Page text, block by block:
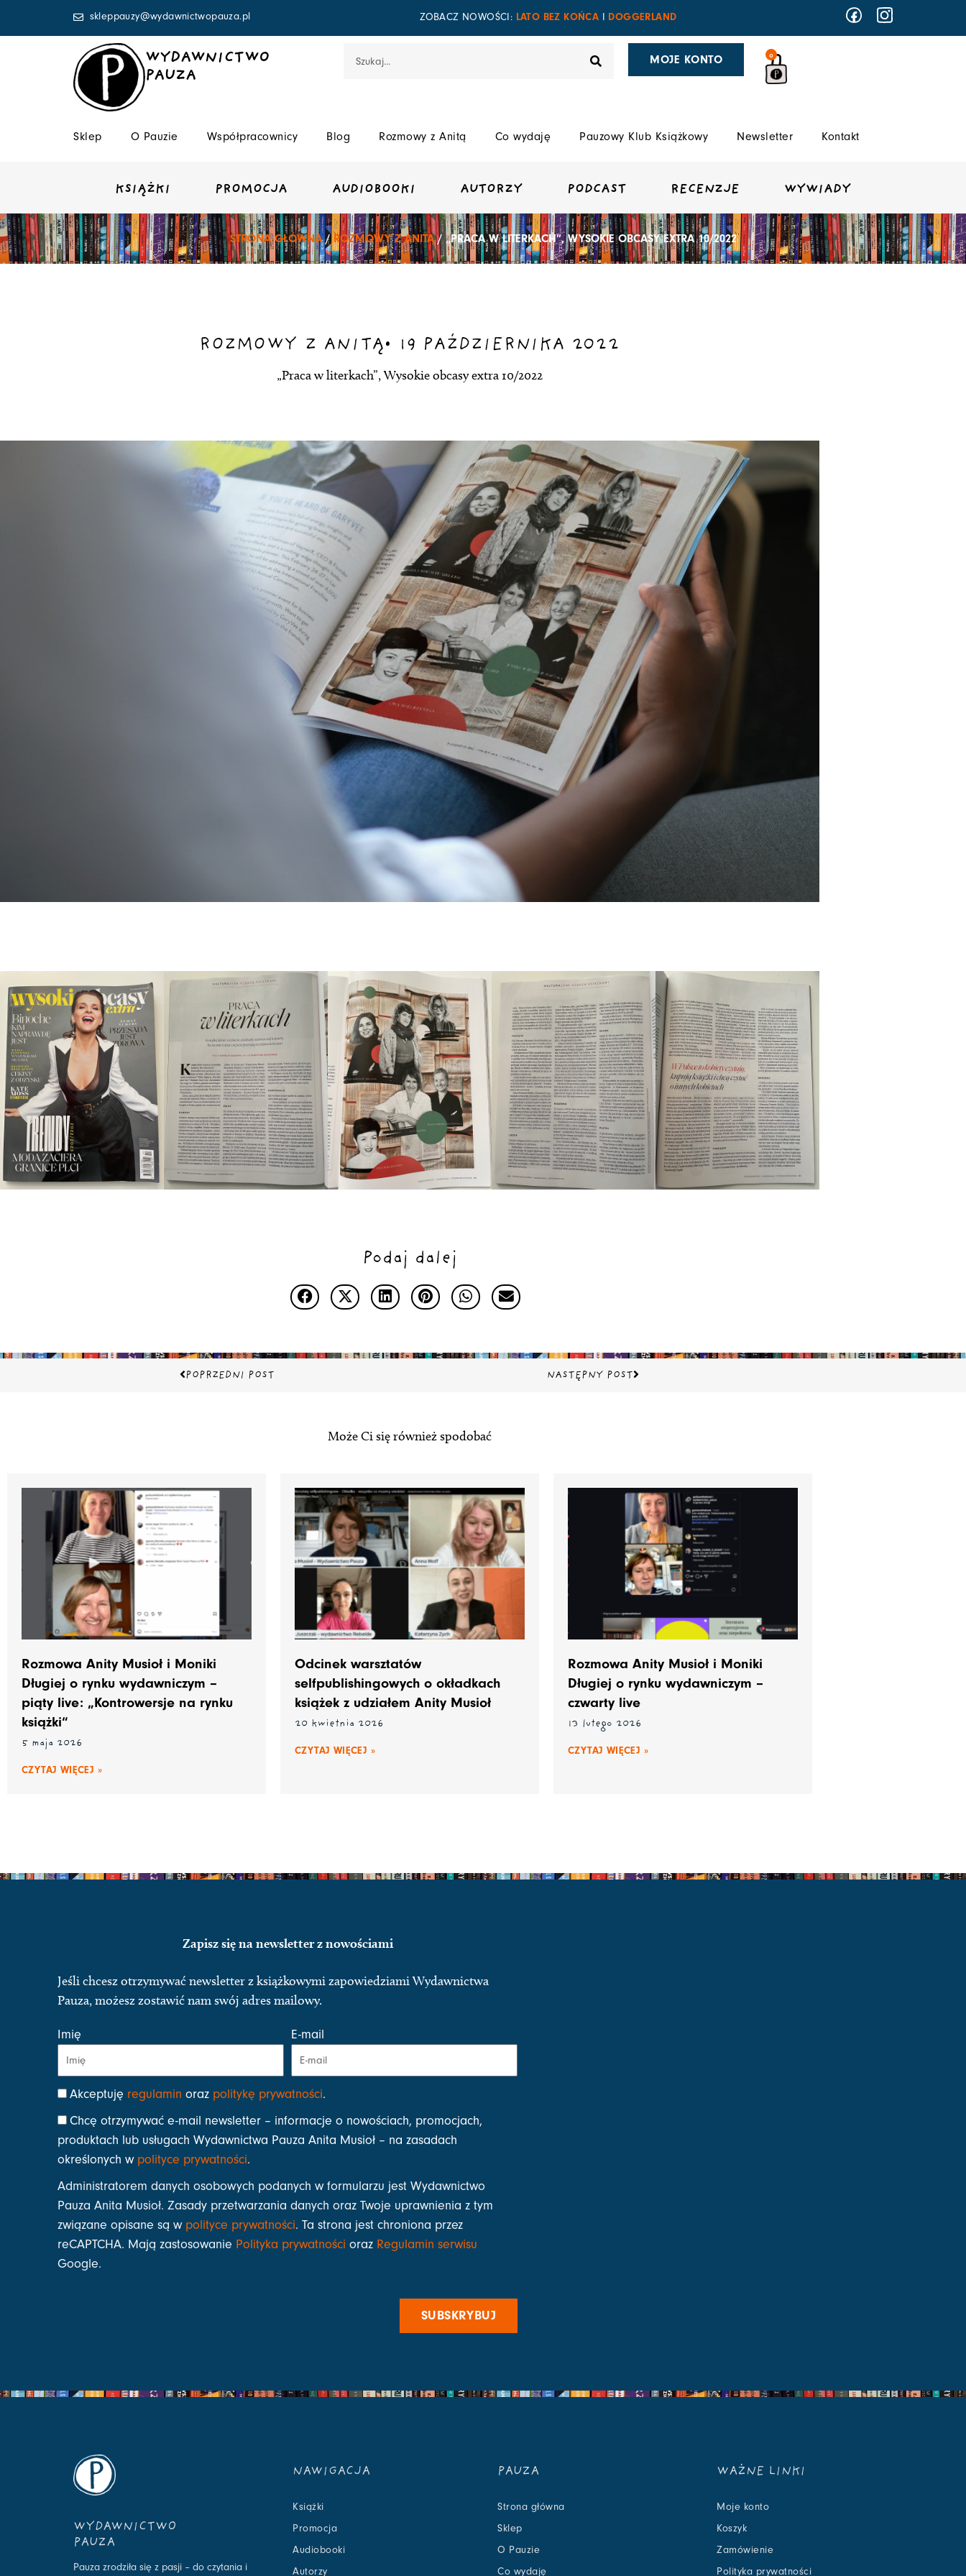
skleppauzy@wydawnictwopauza.pl ZOBACZ NOWOŚCI: LATO BEZ KOŃCA DOGGERLAND
WYDAWNICTWO
PAUZA
MOJE KONTO 0
Sklep O Pauzie Współpracownicy Blog Rozmowy z Anitą Co wydaję Pauzowy Klub Książkowy Newsletter Kontakt
KSIĄŻKI PROMOCJA AUDIOBOOKI AUTORZY PODCAST RECENZJE WYWIADY
STRONA GŁÓWNA/ROZMOWY Z ANITĄ/ „PRACA W LITERKACH”, WYSOKIE OBCASY EXTRA 10/2022
ROZMOWY Z ANITĄ• 19 PAŹDZIERNIKA 2022
„Praca w literkach”, Wysokie obcasy extra 10/2022
Podaj dalej
Prev
POPRZEDNI POST NASTĘPNY POSTNastępny
Może Ci się również spodobać
Rozmowa Anity Musioł i Moniki
Długiej o rynku wydawniczym –
piąty live: „Kontrowersje na rynku
książki“
5 maja 2026
CZYTAJ WIĘCEJ »
Odcinek warsztatów
selfpublishingowych o okładkach
książek z udziałem Anity Musioł
20 kwietnia 2026
CZYTAJ WIĘCEJ »
Rozmowa Anity Musioł i Moniki
Długiej o rynku wydawniczym –
czwarty live
13 lutego 2026
CZYTAJ WIĘCEJ »
Zapisz się na newsletter z nowościami
Jeśli chcesz otrzymywać newsletter z książkowymi zapowiedziami Wydawnictwa
Pauza, możesz zostawić nam swój adres mailowy.
Imię E-mail
Akceptuję regulamin oraz politykę prywatności.
Chcę otrzymywać e-mail newsletter – informacje o nowościach, promocjach,
produktach lub usługach Wydawnictwa Pauza Anita Musioł – na zasadach
określonych w polityce prywatności.
Administratorem danych osobowych podanych w formularzu jest Wydawnictwo
Pauza Anita Musioł. Zasady przetwarzania danych oraz Twoje uprawnienia z tym
związane opisane są w polityce prywatności. Ta strona jest chroniona przez
reCAPTCHA. Mają zastosowanie Polityka prywatności oraz Regulamin serwisu
Google.
SUBSKRYBUJ
WYDAWNICTWO
PAUZA
Pauza zrodziła się z pasji – do czytania i
NAWIGACJA
Książki
Promocja
Audiobooki
Autorzy
PAUZA
Strona główna
Sklep
O Pauzie
Co wydaję
WAŻNE LINKI
Moje konto
Koszyk
Zamówienie
Polityka prywatności